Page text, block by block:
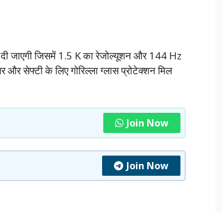
जाएगी जिसमें 1.5 K का रेजोल्यूशन और 144 Hz
सेफ्टी के लिए गोरिल्ला ग्लास प्रोटेक्शन मिल
Join Now
Join Now